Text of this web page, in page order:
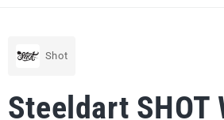
Shot
Steeldart SHOT